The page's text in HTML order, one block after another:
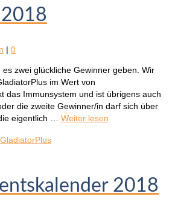
2018
| 0
zwei glückliche Gewinner geben. Wir
im Wert von
das Immunsystem und ist übrigens auch
die zweite Gewinner/in darf sich über
eigentlich … Weiter lesen
GladiatorPlus
2018